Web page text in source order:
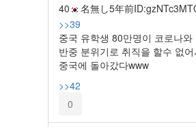
40 名無し5年前
>>39
중국 유학생 80만명이 코로나와
반중 분위기로 취직을 할수 없
중국에 돌아갔다www
>>42
0